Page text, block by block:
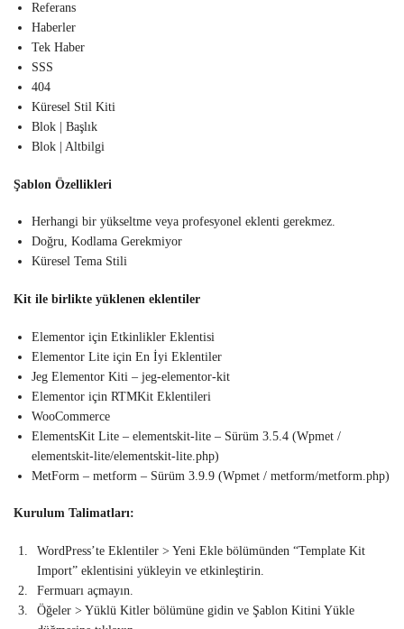
Referans
Haberler
Tek Haber
SSS
404
Küresel Stil Kiti
Blok | Başlık
Blok | Altbilgi
Şablon Özellikleri
Herhangi bir yükseltme veya profesyonel eklenti gerekmez.
Doğru, Kodlama Gerekmiyor
Küresel Tema Stili
Kit ile birlikte yüklenen eklentiler
Elementor için Etkinlikler Eklentisi
Elementor Lite için En İyi Eklentiler
Jeg Elementor Kiti – jeg-elementor-kit
Elementor için RTMKit Eklentileri
WooCommerce
ElementsKit Lite – elementskit-lite – Sürüm 3.5.4 (Wpmet /
elementskit-lite/elementskit-lite.php)
MetForm – metform – Sürüm 3.9.9 (Wpmet / metform/metform.php)
Kurulum Talimatları:
WordPress’te Eklentiler > Yeni Ekle bölümünden “Template Kit
Import” eklentisini yükleyin ve etkinleştirin.
Fermuarı açmayın.
Öğeler > Yüklü Kitler bölümüne gidin ve Şablon Kitini Yükle